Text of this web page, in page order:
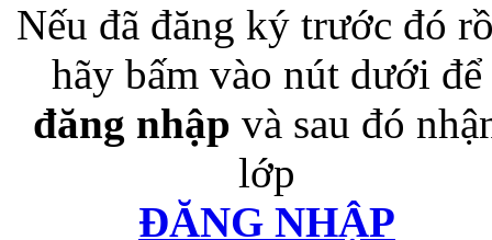
Nếu đã đăng ký trước đó
hãy bấm vào nút dưới để
đăng nhập và sau đó
lớp
ĐĂNG NHẬP